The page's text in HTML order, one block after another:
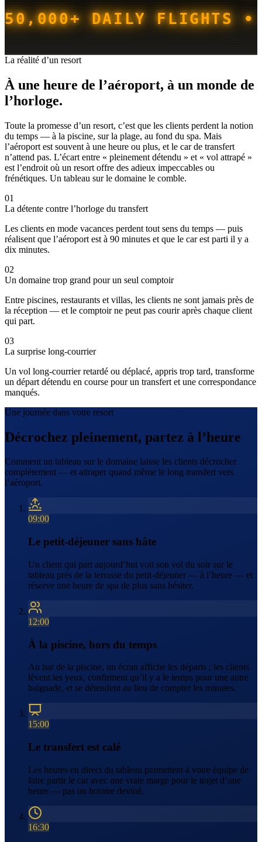
50,000+ DAILY FLIGHTS •
La réalité d’un resort
À une heure de l’aéroport, à un monde de
l’horloge.
Toute la promesse d’un resort, c’est que les clients perdent la notion
du temps — à la piscine, sur la plage, au fond du spa. Mais
l’aéroport est souvent à une heure ou plus, et le car de transfert
n’attend pas. L’écart entre « pleinement détendu » et « vol attrapé »
est l’endroit où un resort offre des adieux impeccables ou
frénétiques. Un tableau sur le domaine le comble.
01
La détente contre l’horloge du transfert
Les clients en mode vacances perdent tout sens du temps — puis
réalisent que l’aéroport est à 90 minutes et que le car est parti il y a
dix minutes.
02
Un domaine trop grand pour un seul comptoir
Entre piscines, restaurants et villas, les clients ne sont jamais près de
la réception — et le comptoir ne peut pas courir après chaque client
qui part.
03
La surprise long-courrier
Un vol long-courrier retardé ou déplacé, appris trop tard, transforme
un départ détendu en course pour un transfert et une correspondance
manqués.
Une journée dans votre resort
Décrochez pleinement, partez à l’heure
Comment un tableau sur le domaine laisse les clients décrocher
complètement — et attraper quand même le long transfert vers
l’aéroport.
09:00
Le petit-déjeuner sans hâte
Un client qui part aujourd’hui voit son vol du soir sur le
tableau près de la terrasse du petit-déjeuner — à l’heure — et
réserve une heure de spa de plus sans hésiter.
12:00
À la piscine, hors du temps
Au bar de la piscine, un écran affiche les départs ; les clients
lèvent les yeux, confirment qu’il y a le temps pour une autre
baignade, et se détendent au lieu de compter les minutes.
15:00
Le transfert est calé
Les heures en direct du tableau permettent à votre équipe de
faire partir le car avec une vraie marge pour le trajet d’une
heure — pas un horaire deviné.
16:30